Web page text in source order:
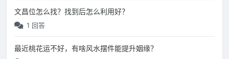
文昌位怎么找？找到后怎么利用好？
1 回答
最近桃花运不好，有啥风水摆件能提升姻缘？